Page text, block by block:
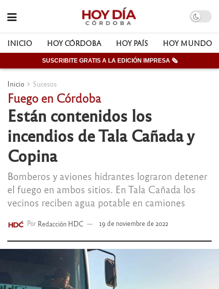
INICIO HOY CÓRDOBA HOY PAÍS HOY MUNDO
SUSCRIBITE GRATIS A LA EDICIÓN IMPRESA 🗞
Inicio Sucesos
Fuego en Córdoba
Están contenidos los
incendios de Tala Cañada y
Copina
Bomberos y aviones hidrantes lograron detener
el fuego en ambos sitios. En Tala Cañada los
vecinos reciben agua potable en camiones
Por Redacción HDC 19 de noviembre de 2022